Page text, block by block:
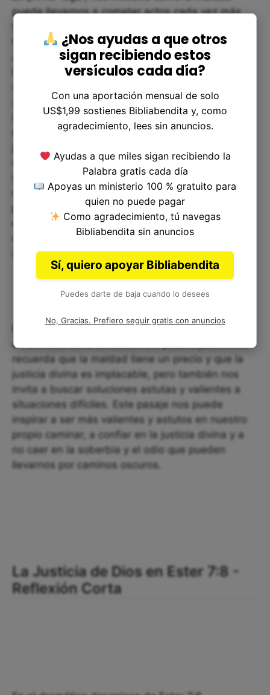
puede llevarnos a cometer actos cada vez más
hasta hacernos creer que somos invencibles.
Amán es un hombre poderoso, pero su odio lo
lleva a actuar de forma imprudente y arriesgada,
siempre. En segundo lugar, nos enseña la
importancia de la valentía y la astucia para
enfrentar situaciones difíciles. Ester, una mujer
su pueblo gracias a su coraje y su habilidad para
moverse en los círculos del poder. En tercer lugar,
nos recuerda que la justicia divina siempre
prevalece, por más que los malvados crean que
están por encima de ella. La muerte de Amán no
es solo un castigo justificado, sino también una
señal del poder de Dios para salvar a su pueblo.
El versículo de Ester 7:8 es una pieza importante
en el relato de la salvación del pueblo judío. Nos
recuerda que la maldad tiene un precio y que la
justicia divina es implacable, pero también nos
invita a buscar soluciones astutas y valientes a
situaciones difíciles. Este pasaje nos puede
inspirar a ser más valientes y astutos en nuestro
propio caminar, a confiar en la justicia divina y a
no caer en la soberbia y el odio que pueden
llevarnos por caminos oscuros.
La Justicia de Dios en Ester 7:8 -
Reflexión Corta
¿Nos ayudas a que otros
sigan recibiendo estos
versículos cada día?
Con una aportación mensual de solo
US$1,99 sostienes Bibliabendita y, como
agradecimiento, lees sin anuncios.
Ayudas a que miles sigan recibiendo la
Palabra gratis cada día
Apoyas un ministerio 100 % gratuito para
quien no puede pagar
Como agradecimiento, tú navegas
Bibliabendita sin anuncios
Sí, quiero apoyar Bibliabendita
Puedes darte de baja cuando lo desees
No, Gracias. Prefiero seguir gratis con anuncios